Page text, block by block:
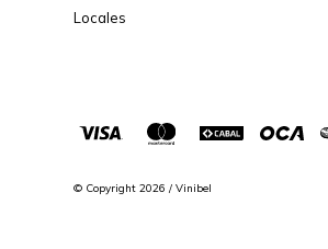
Locales
© Copyright 2026 / Vinibel